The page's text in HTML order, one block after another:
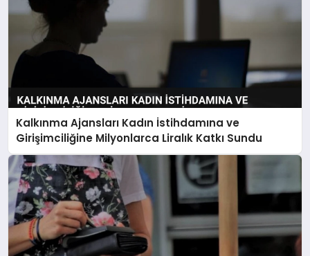
Kalkınma Ajansları Kadın İstihdamına ve
Girişimciliğine Milyonlarca Liralık Katkı Sundu